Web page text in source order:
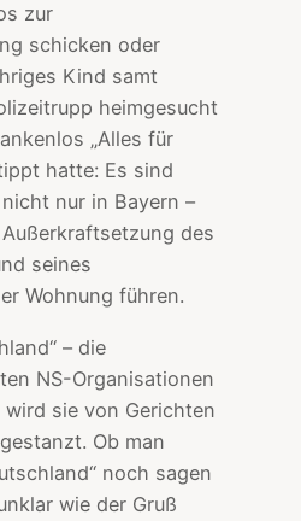
zur
schicken oder
Kind samt
heimgesucht
„Alles für
hatte: Es sind
nur in Bayern –
des
seines
Wohnung führen.
– die
NS-Organisationen
sie von Gerichten
Ob man
noch sagen
wie der Gruß